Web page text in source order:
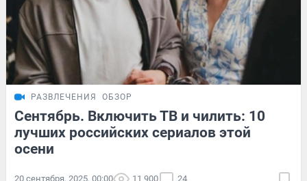
РАЗВЛЕЧЕНИЯ ОБЗОР
Сентябрь. Включить ТВ и чилить: 10
лучших российских сериалов этой
осени
20 сентября, 2025, 00:00 11 900 24